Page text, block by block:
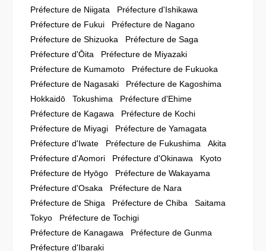
Préfecture de Niigata
Préfecture d'Ishikawa
Préfecture de Fukui
Préfecture de Nagano
Préfecture de Shizuoka
Préfecture de Saga
Préfecture d'Ōita
Préfecture de Miyazaki
Préfecture de Kumamoto
Préfecture de Fukuoka
Préfecture de Nagasaki
Préfecture de Kagoshima
Hokkaidō
Tokushima
Préfecture d'Ehime
Préfecture de Kagawa
Préfecture de Kochi
Préfecture de Miyagi
Préfecture de Yamagata
Préfecture d'Iwate
Préfecture de Fukushima
Akita
Préfecture d'Aomori
Préfecture d'Okinawa
Kyoto
Préfecture de Hyōgo
Préfecture de Wakayama
Préfecture d'Osaka
Préfecture de Nara
Préfecture de Shiga
Préfecture de Chiba
Saitama
Tokyo
Préfecture de Tochigi
Préfecture de Kanagawa
Préfecture de Gunma
Préfecture d'Ibaraki